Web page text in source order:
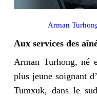
Arman
Aux services des
Arman Turhong, né
plus jeune soignant
Tumxuk, dans le